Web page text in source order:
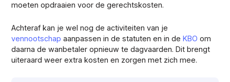
moeten opdraaien voor de gerechtskosten.
Achteraf kan je wel nog de activiteiten van je
vennootschap aanpassen in de statuten en in deKBO om
daarna de wanbetaler opnieuw te dagvaarden. Dit brengt
uiteraard weer extra kosten en zorgen met zich mee.